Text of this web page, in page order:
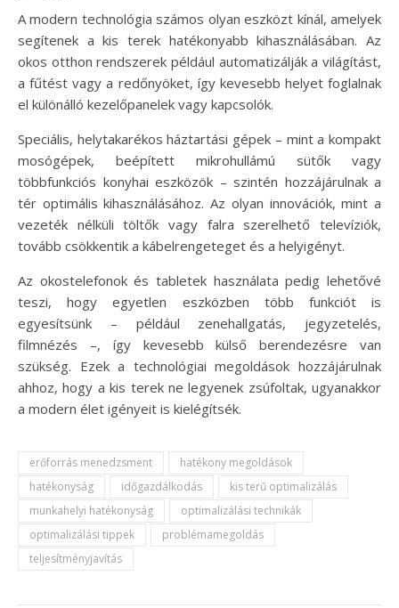
A modern technológia számos olyan eszközt kínál, amelyek
segítenek a kis terek hatékonyabb kihasználásában. Az
okos otthon rendszerek például automatizálják a világítást,
a fűtést vagy a redőnyöket, így kevesebb helyet foglalnak
el különálló kezelőpanelek vagy kapcsolók.
Speciális, helytakarékos háztartási gépek – mint a kompakt
mosógépek, beépített mikrohullámú sütők vagy
többfunkciós konyhai eszközök – szintén hozzájárulnak a
tér optimális kihasználásához. Az olyan innovációk, mint a
vezeték nélküli töltők vagy falra szerelhető televíziók,
tovább csökkentik a kábelrengeteget és a helyigényt.
Az okostelefonok és tabletek használata pedig lehetővé
teszi, hogy egyetlen eszközben több funkciót is
egyesítsünk – például zenehallgatás, jegyzetelés,
filmnézés –, így kevesebb külső berendezésre van
szükség. Ezek a technológiai megoldások hozzájárulnak
ahhoz, hogy a kis terek ne legyenek zsúfoltak, ugyanakkor
a modern élet igényeit is kielégítsék.
erőforrás menedzsment
hatékony megoldások
hatékonyság
időgazdálkodás
kis terű optimalizálás
munkahelyi hatékonyság
optimalizálási technikák
optimalizálási tippek
problémamegoldás
teljesítményjavítás